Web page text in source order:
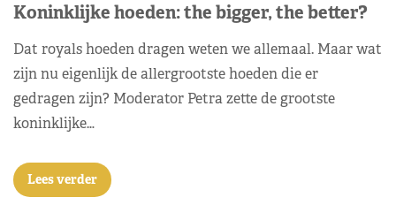
Koninklijke hoeden: the bigger, the better?
Dat royals hoeden dragen weten we allemaal. Maar wat
zijn nu eigenlijk de allergrootste hoeden die er
gedragen zijn? Moderator Petra zette de grootste
koninklijke…
Lees verder